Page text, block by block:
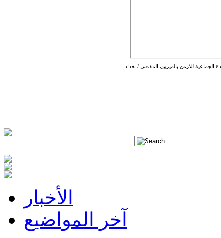
للارمن بالميرون المقدس / بغداد
h
الأخبار
آخر المواضيع